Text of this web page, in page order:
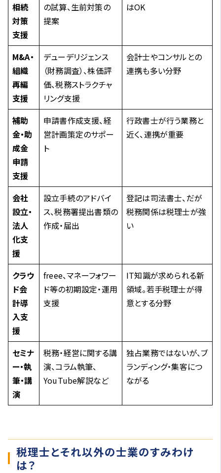
相続
対策
支援
の試算、生前対策の
提案
はOK
M&A・
組織
再編
支援
デューデリジェンス
（財務調査）、株価評
価、税務ストラクチャ
リング支援
会計士やコンサルとの
連携も多い分野
補助
金・助
成金
申請
支援
申請書作成支援、経
営計画策定のサポー
ト
行政書士が行う業務と
近く、連携が重要
会社
設立・
法人
化支
援
設立手続のアドバイ
ス、税務署提出書類の
作成・届出
登記は司法書士、だが
税務関係は税理士が強
い
クラウ
ド会
計導
入支
援
freee、マネーフォワー
ド等の初期設定・運用
支援
IT知識が求められる新
領域。若手税理士が得
意とする分野
セミナ
ー・執
筆・講
演
税務・経営に関する講
演、コラム執筆、
YouTube解説など
独占業務ではないが、ブ
ランディング・集客につ
ながる
税理士とそれ以外の士業のすみわけ
は？